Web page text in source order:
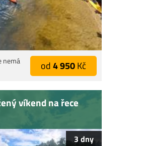
nemá
od4 950Kč
víkend na řece
3 dny